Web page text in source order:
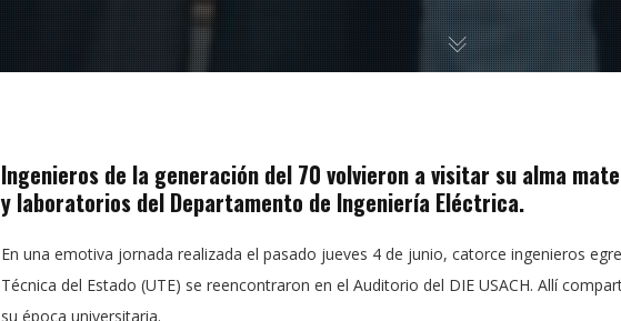
Ingenieros de la generación del 70 volvieron a visitar su alma
y laboratorios del Departamento de Ingeniería Eléctrica.
En una emotiva jornada realizada el pasado jueves 4 de junio, catorce ingenieros
Técnica del Estado (UTE) se reencontraron en el Auditorio del DIE USACH. Allí
su época universitaria.